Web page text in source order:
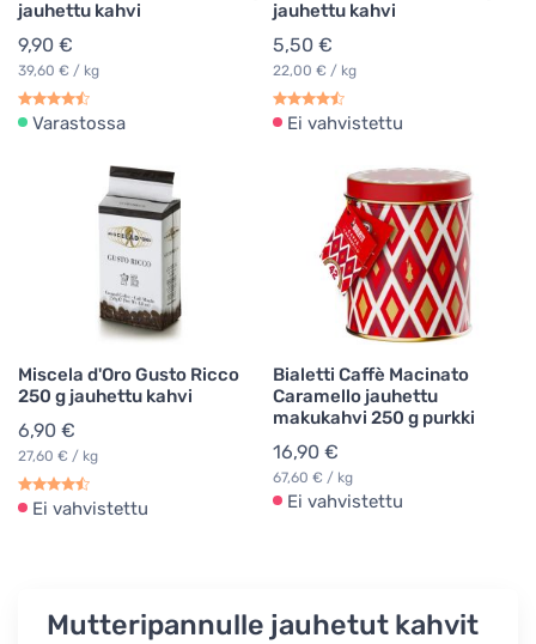
jauhettu kahvi
9,90 €
39,60 € / kg
Varastossa
jauhettu kahvi
5,50 €
22,00 € / kg
Ei vahvistettu
Miscela d'Oro Gusto Ricco
250 g jauhettu kahvi
6,90 €
27,60 € / kg
Ei vahvistettu
Bialetti Caffè Macinato
Caramello jauhettu
makukahvi 250 g purkki
16,90 €
67,60 € / kg
Ei vahvistettu
Mutteripannulle jauhetut kahvit